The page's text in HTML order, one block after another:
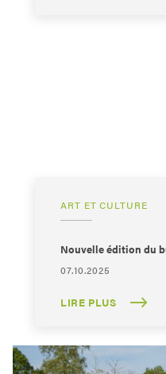
ART ET CULTURE
Nouvelle édition du
07.10.2025
LIRE PLUS